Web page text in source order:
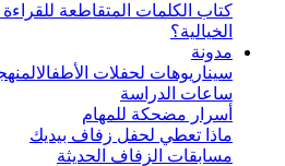
كتاب الكلمات المتقاطعة
الخيالية؟
مدونة
سيناريوهات لحفلات الأطفال
ساعات الدراسة
أسرار مضحكة للمهام
ماذا تعطي لحفل زفاف بيديك
مسابقات الزفاف الحديثة